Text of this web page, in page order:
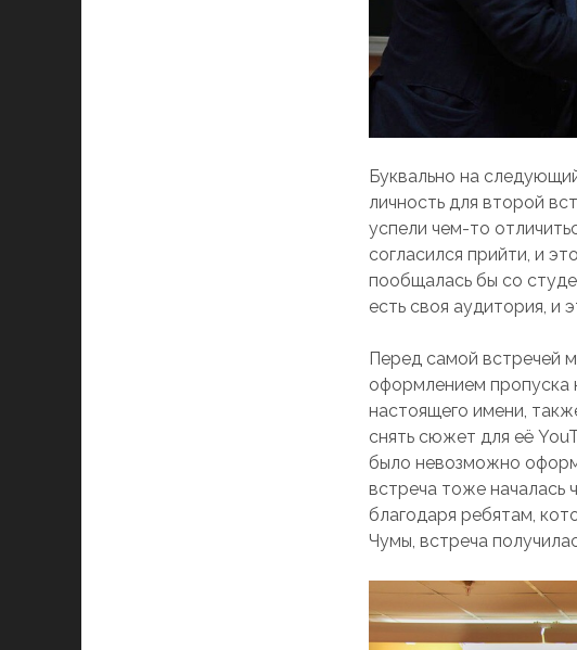
Буквально на
личность для второй
успели чем-то
согласился прийти, и
пообщалась бы со
есть своя аудитория, и
Перед самой встречей
оформлением пропуска
настоящего имени,
снять сюжет для её
было невозможно
встреча тоже началась
благодаря ребятам,
Чумы, встреча